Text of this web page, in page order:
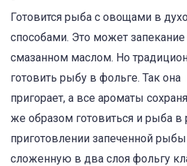
Готовится рыба с овощами в
способами. Это может запекание
смазанном маслом. Но
готовить рыбу в фольге. Так она
пригорает, а все ароматы
же образом готовиться и рыба в
приготовлении запеченной
сложенную в два слоя фольгу